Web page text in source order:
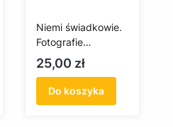
Niemi świadkowie.
Fotografie
architektury
średniowiecznej
między
Szczecinem,
Cena
25,00 zł
Do koszyka